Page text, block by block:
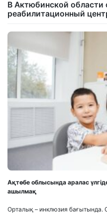
В Актюбинской области
реабилитационный
Ақтөбе облысында аралас
ашылмақ
Орталық – инклюзия бағытында.